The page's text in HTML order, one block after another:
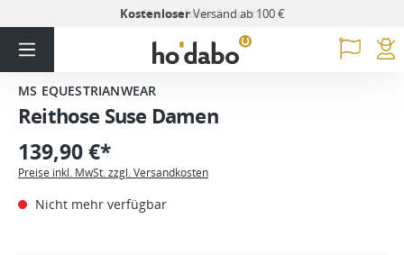
KostenloserVersand ab 100 €
MS EQUESTRIANWEAR
Reithose Suse Damen
139,90 €*
Preise inkl. MwSt. zzgl. Versandkosten
Nicht mehr verfügbar